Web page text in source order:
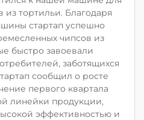
из тортильи. Благодаря
стартап успешно
чипсов из
быстро завоевали
заботящихся
сообщил о росте
первого квартала
линейки продукции,
эффективностью и